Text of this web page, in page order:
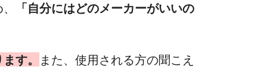
「自分にはどのメーカーがいいの
す。 また、使用される方の聞こえ